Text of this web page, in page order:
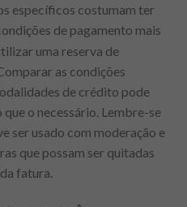
específicos costumam ter
de pagamento mais
uma reserva de
as condições
de crédito pode
o necessário. Lembre-se
ser usado com moderação e
que possam ser quitadas
fatura.